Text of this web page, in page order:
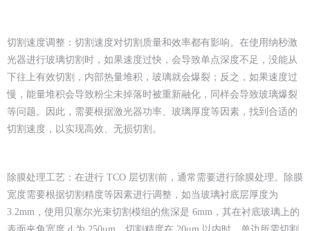
切割速度调整：切割速度对切割质量和效率都有影响。在使用纳秒激
光器进行玻璃切割时，如果速度过快，会导致单点深度不足，没能从
下往上有效切割，内部热量堆积，玻璃就会爆裂；反之，如果速度过
慢，能量堆积会导致粉尘未掉落时被重新融化，同样会导致玻璃爆裂
等问题。因此，需要根据激光器功率、玻璃厚度等因素，找到合适的
切割速度，以实现高效、无损切割。
除膜处理工艺：在进行 TCO 层切割前，通常需要进行除膜处理。除膜
宽度需要根据切割精度等因素进行调整，如当玻璃衬底层厚度为
3.2mm，使用贝塞尔光束切割模组的焦深是 6mm，其在衬底玻璃上的